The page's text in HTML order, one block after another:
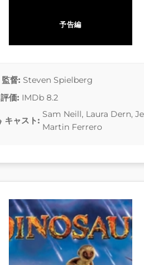
予告編
監督: Steven Spielberg
評価: IMDb 8.2
キャスト:
Sam Neill, Laura Dern,
Martin Ferrero